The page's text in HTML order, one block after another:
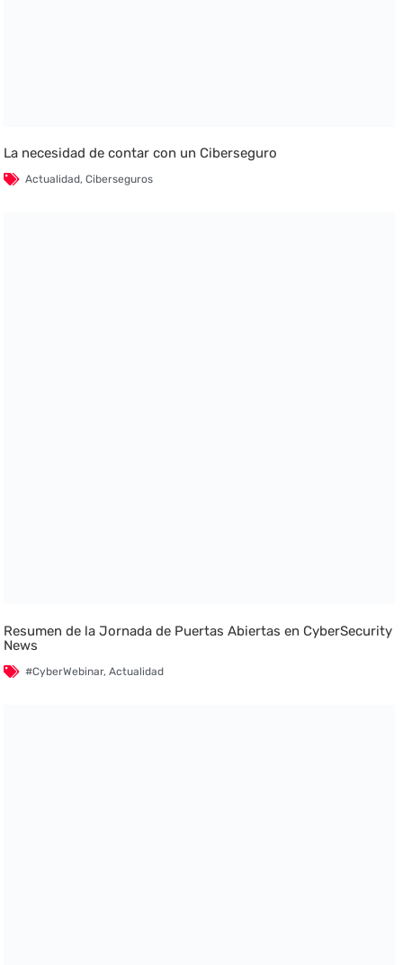
La necesidad de contar con un Ciberseguro
Actualidad,Ciberseguros
Resumen de la Jornada de Puertas Abiertas en CyberSecurity
News
#CyberWebinar,Actualidad